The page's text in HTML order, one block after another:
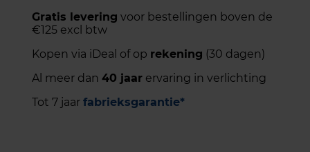
Gratis levering voor bestellingen boven de
€125 excl btw
Kopen via iDeal of op rekening (30 dagen)
Al meer dan 40 jaar ervaring in verlichting
Tot 7 jaar fabrieksgarantie*